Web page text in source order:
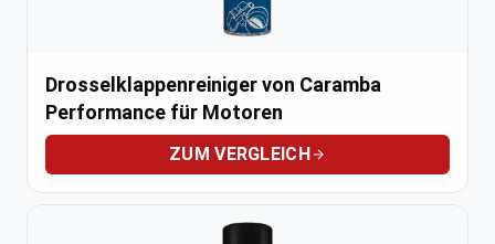
Drosselklappenreiniger von Caramba
Performance für Motoren
ZUM VERGLEICH